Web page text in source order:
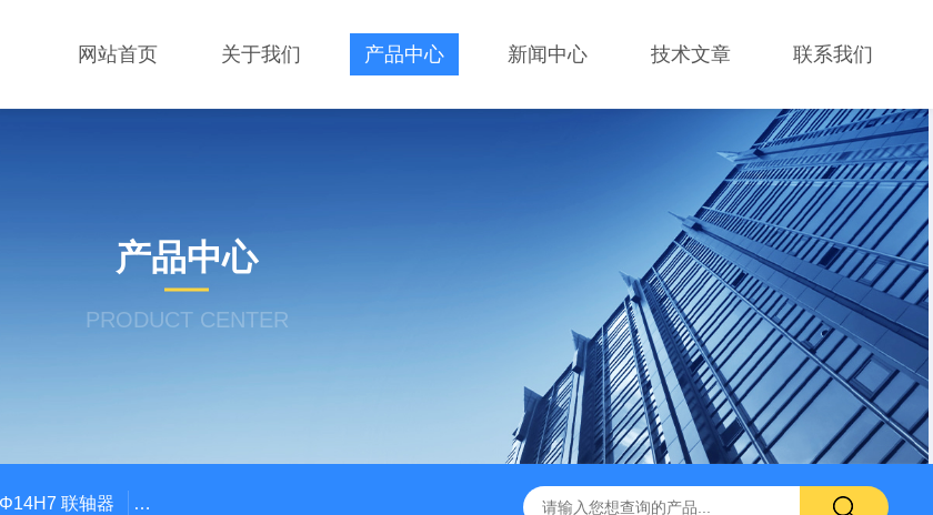
网站首页 关于我们 产品中心 新闻中心 技术文章 联系我们
产品中心
PRODUCT CENTER
联轴器 0184-45703-3-003原装劲价供Vogel TYP:MPS 1 ID:281875 A-NR:417291 原装供应美国Parker